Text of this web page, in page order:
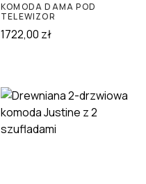
KOMODA DAMA POD
TELEWIZOR
1722,00 zł